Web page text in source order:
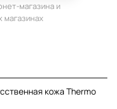
магазина и
магазинах
кожа Thermo